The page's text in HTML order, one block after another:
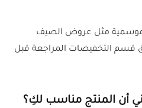
مثل عروض الصيف
قسم التخفيضات المراجعة قبل
أن المنتج مناسب لكِ؟